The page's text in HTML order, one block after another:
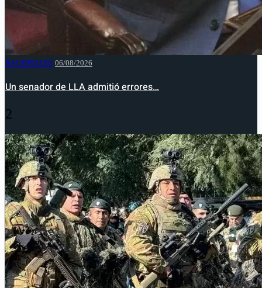
NACIONALES 06/08/2026
Un senador de LLA admitió errores…
2